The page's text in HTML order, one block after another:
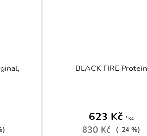
BLACK FIRE Protein
623 Kč / ks
830 Kč (–24 %)